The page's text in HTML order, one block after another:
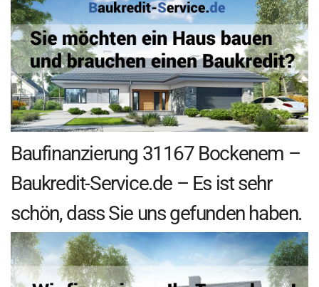
Baufinanzierung 31167 Bockenem –
Baukredit-Service.de – Es ist sehr
schön, dass Sie uns gefunden haben.